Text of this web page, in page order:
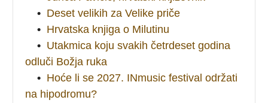
• Deset velikih za Velike priče
• Hrvatska knjiga o Milutinu
• Utakmica koju svakih četrdeset godina
odluči Božja ruka
• Hoće li se 2027. INmusic festival održati
na hipodromu?